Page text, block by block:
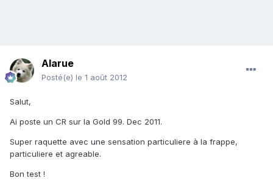
Alarue
Posté(e) le 1 août 2012
Salut,
Ai poste un CR sur la Gold 99. Dec 2011.
Super raquette avec une sensation particuliere à la frappe,
particuliere et agreable.
Bon test !